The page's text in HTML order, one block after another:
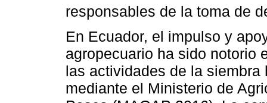
responsables de la toma de
En Ecuador, el impulso y
agropecuario ha sido notorio
las actividades de la
mediante el Ministerio de